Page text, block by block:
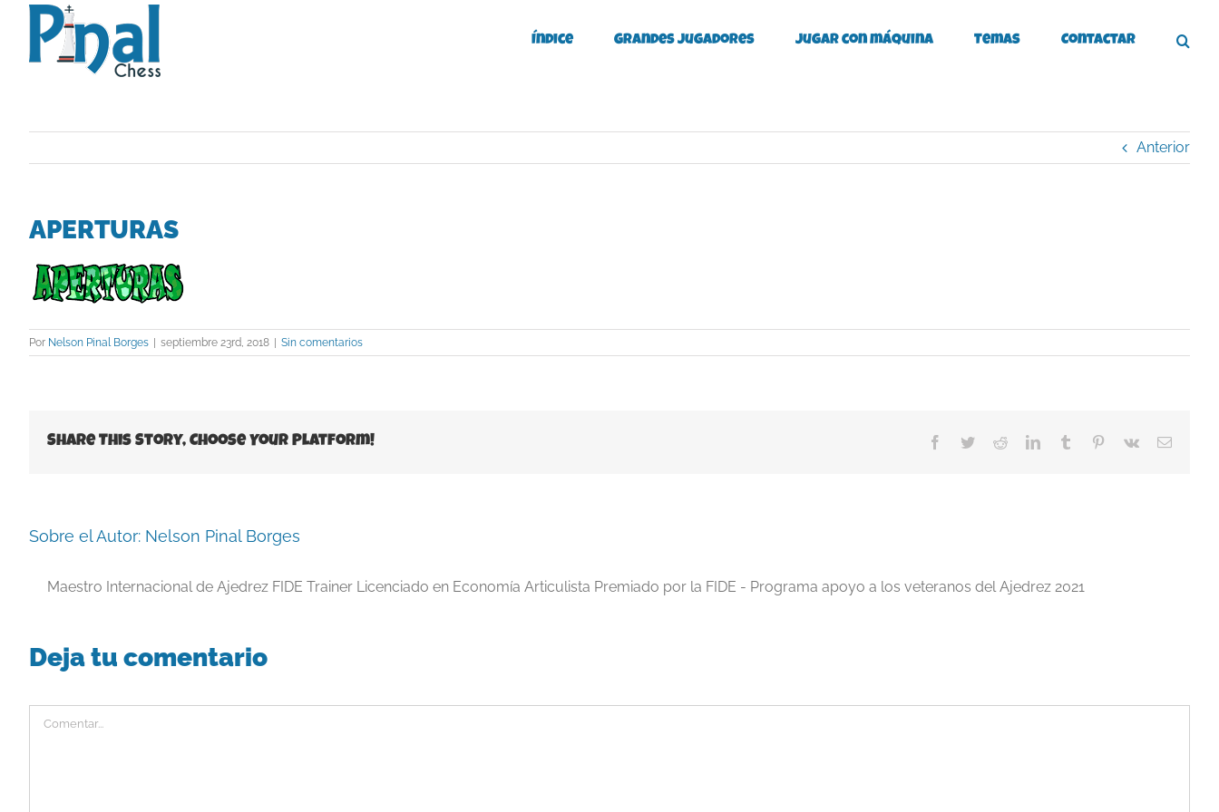
Saltar
contenido
Índice Grandes Jugadores Jugar con máquina Temas Contactar
Anterior
APERTURAS
Por Nelson Pinal Borges | septiembre 23rd, 2018 | Sin comentarios
Share This Story, Choose Your Platform! Facebook
TwitterRedditLinkedInTumblr Pinterest
Vk
Correo
Sobre el Autor: Nelson Pinal Borges
Maestro Internacional de Ajedrez FIDE Trainer Licenciado en Economía Articulista Premiado por la FIDE - Programa apoyo a los veteranos del Ajedrez 2021
Deja tu comentario